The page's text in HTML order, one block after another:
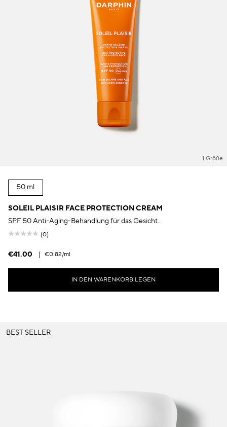
1 Größe
50 ml
SOLEIL PLAISIR FACE PROTECTION CREAM
SPF 50 Anti-Aging-Behandlung für das Gesicht.
(0)
€41.00 | €0.82/ml
IN DEN WARENKORB LEGEN
BEST SELLER